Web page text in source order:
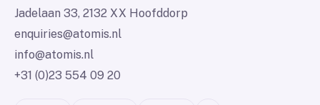
Jadelaan 33, 2132 XX Hoofddorp
enquiries@atomis.nl
info@atomis.nl
+31 (0)23 554 09 20